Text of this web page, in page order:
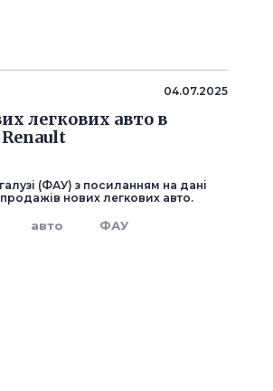
04.07.2025
легкових авто в
(ФАУ) з посиланням на дані
нових легкових авто.
авто ФАУ